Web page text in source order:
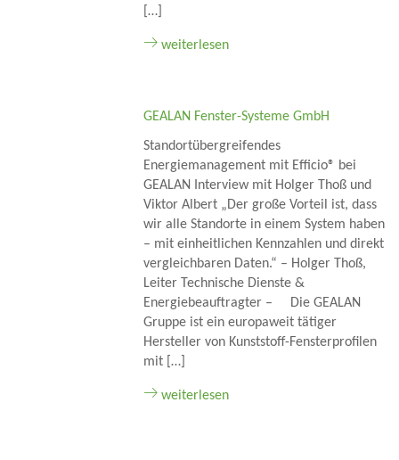
[…]
weiterlesen
GEALAN Fenster-Systeme GmbH
Standortübergreifendes
Energiemanagement mit Efficio® bei
GEALAN Interview mit Holger Thoß und
Viktor Albert „Der große Vorteil ist, dass
wir alle Standorte in einem System haben
– mit einheitlichen Kennzahlen und direkt
vergleichbaren Daten.“ – Holger Thoß,
Leiter Technische Dienste &
Energiebeauftragter – Die GEALAN
Gruppe ist ein europaweit tätiger
Hersteller von Kunststoff-Fensterprofilen
mit […]
weiterlesen